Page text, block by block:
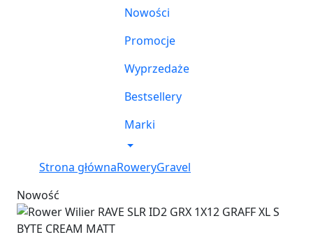
Nowości
Promocje
Wyprzedaże
Bestsellery
Marki
Strona głównaRoweryGravel
Nowość